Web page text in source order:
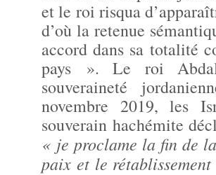
et le roi risqua
d’où la retenue
accord dans sa totalité
pays ». Le roi
souveraineté
novembre 2019, les
souverain hachémite
« je proclame la fin de
paix et le